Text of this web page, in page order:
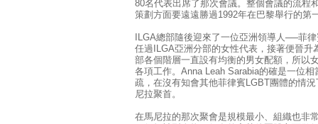
80名代表出席了那次會議。整個會議的流程
策劃方面要遠遠勝過1992年在巴黎舉行的第
ILGA總部隨後迎來了一位亞洲領導人──菲
任過ILGA亞洲分部的女性代表，接著便晉
部各個階層一直設有均衡的男女配額，所以
各項工作。Anna Leah Sarabia的確是一位
疏，在沒有知會其他菲律賓LGBT團體的情
尼拉聚首。
在馬尼拉的那次聚會是規模最小、組織也非